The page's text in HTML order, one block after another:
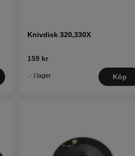
Knivdisk 320,330X
159 kr
I lager Köp